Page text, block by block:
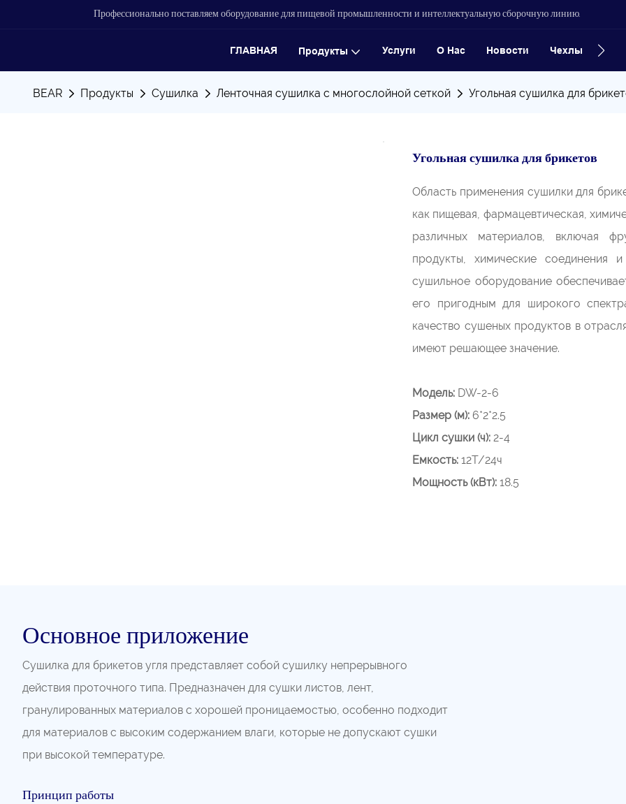
Профессионально поставляем оборудование для пищевой промышленности и интеллектуальную сборочную линию.
ГЛАВНАЯ Продукты Услуги О Нас Новости Чехлы
BEAR Продукты Сушилка Ленточная сушилка с многослойной сеткой Угольная сушилка для
Угольная сушилка для брикетов
Область применения сушилки для
как пищевая, фармацевтическая,
различных материалов, включая
продукты, химические соединения
сушильное оборудование
его пригодным для широкого
качество сушеных продуктов в
имеют решающее значение.
Модель: DW-2-6
Размер (м): 6*2*2.5
Цикл сушки (ч):2-4
Емкость:12Т/24ч
Мощность (кВт):18.5
Основное приложение
Сушилка для брикетов угля представляет собой сушилку непрерывного
действия проточного типа. Предназначен для сушки листов, лент,
гранулированных материалов с хорошей проницаемостью, особенно подходит
для материалов с высоким содержанием влаги, которые не допускают сушки
при высокой температуре.
Принцип работы